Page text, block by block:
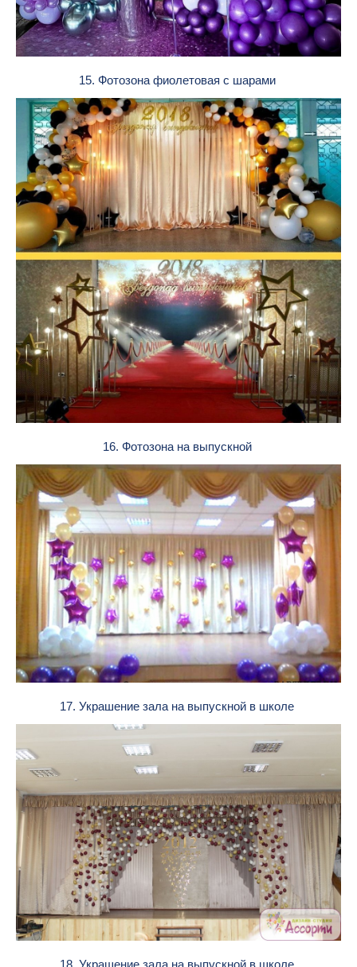
15. Фотозона фиолетовая с шарами
16. Фотозона на выпускной
17. Украшение зала на выпускной в школе
18. Украшение зала на выпускной в школе